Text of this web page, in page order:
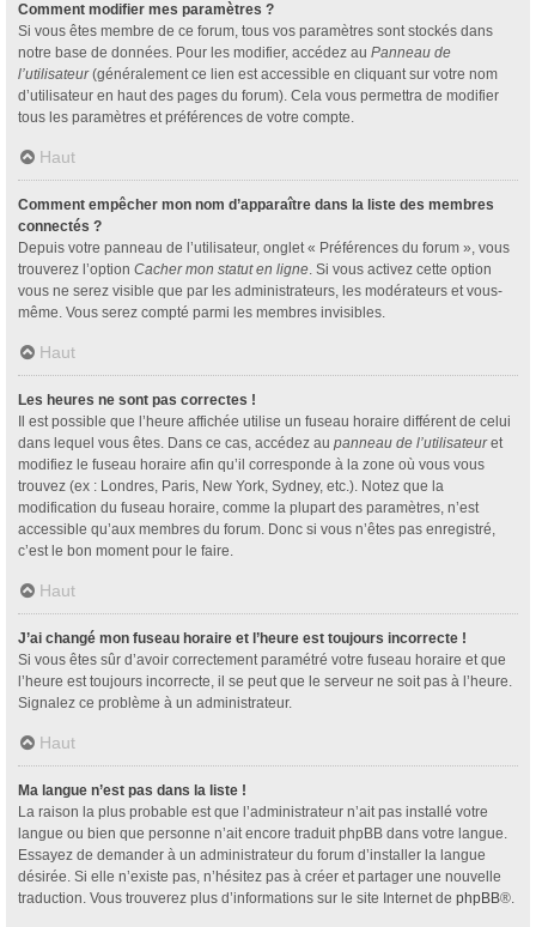
Comment modifier mes paramètres ?
Si vous êtes membre de ce forum, tous vos paramètres sont stockés dans
notre base de données. Pour les modifier, accédez au Panneau de
l’utilisateur(généralement ce lien est accessible en cliquant sur votre nom
d’utilisateur en haut des pages du forum). Cela vous permettra de modifier
tous les paramètres et préférences de votre compte.
Haut
Comment empêcher mon nom d’apparaître dans la liste des membres
connectés ?
Depuis votre panneau de l’utilisateur, onglet « Préférences du forum », vous
trouverez l’option Cacher mon statut en ligne. Si vous activez cette option
vous ne serez visible que par les administrateurs, les modérateurs et vous-
même. Vous serez compté parmi les membres invisibles.
Haut
Les heures ne sont pas correctes !
Il est possible que l’heure affichée utilise un fuseau horaire différent de celui
dans lequel vous êtes. Dans ce cas, accédez au panneau de l’utilisateuret
modifiez le fuseau horaire afin qu’il corresponde à la zone où vous vous
trouvez (ex : Londres, Paris, New York, Sydney, etc.). Notez que la
modification du fuseau horaire, comme la plupart des paramètres, n’est
accessible qu’aux membres du forum. Donc si vous n’êtes pas enregistré,
c’est le bon moment pour le faire.
Haut
J’ai changé mon fuseau horaire et l’heure est toujours incorrecte !
Si vous êtes sûr d’avoir correctement paramétré votre fuseau horaire et que
l’heure est toujours incorrecte, il se peut que le serveur ne soit pas à l’heure.
Signalez ce problème à un administrateur.
Haut
Ma langue n’est pas dans la liste !
La raison la plus probable est que l’administrateur n’ait pas installé votre
langue ou bien que personne n’ait encore traduit phpBB dans votre langue.
Essayez de demander à un administrateur du forum d’installer la langue
désirée. Si elle n’existe pas, n’hésitez pas à créer et partager une nouvelle
traduction. Vous trouverez plus d’informations sur le site Internet de phpBB®.